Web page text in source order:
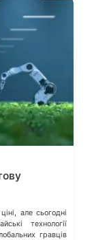
але сьогодні
технології
гравців